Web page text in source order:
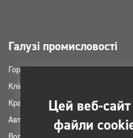
Галузі промисловості
Горець
Клінінгові компанії
Краса
Автомийки
Цей веб-
файли